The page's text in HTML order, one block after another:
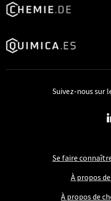
Se faire
À propos
À propos de
Suivez-nous sur